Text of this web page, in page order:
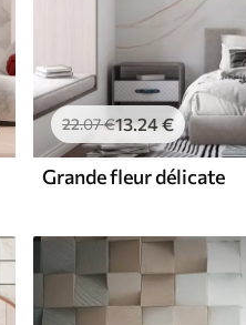
22.07€13.24€
Grande fleur délicate